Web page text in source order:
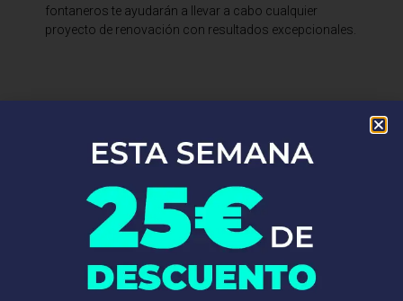
fontaneros te ayudarán a llevar a cabo cualquier
proyecto de renovación con resultados excepcionales.
, brindamos una completa gama de
servicios de fontaneríapara satisfacer todas tus necesidades.
disponibles para asistirte las 24 horas del día, los 7 días de la
semana. A continuación, te mostramos algunos de nuestros
servicios más populares: